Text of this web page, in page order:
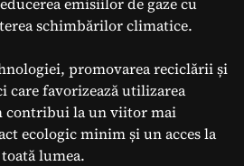
schimbărilor climatice.
promovarea reciclării și
care favorizează utilizarea
contribui la un viitor mai
ecologic minim și un acces la
lumea.